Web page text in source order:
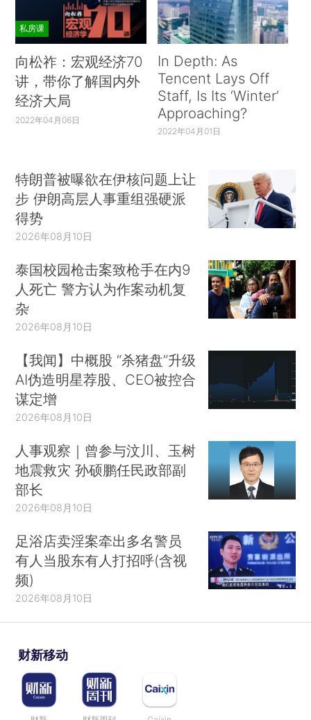
私房课
向松祚：宏观经济70
讲，带你了解国内外
经济大局
2022年04月06日
In Depth: As
Tencent Lays Off
Staff, Is Its ‘Winter’
Approaching?
2022年04月01日
特朗普被曝欲在伊核问题上让
步 伊朗高层人事重组强硬派
得势
2026年08月10日
泰国校园枪击案致枪手在内9
人死亡 警方认为作案动机复
杂
2026年08月10日
【我闻】中概股 “杀猪盘”升级
AI伪造明星荐股、CEO被控合
谋定增
2026年08月10日
人事观察｜曾参与汶川、玉树
地震救灾 孙硕鹏任民政部副
部长
2026年08月10日
足浴店卖淫案牵出多名警员
有人当股东有人打招呼(含视
频)
2026年08月10日
财新移动